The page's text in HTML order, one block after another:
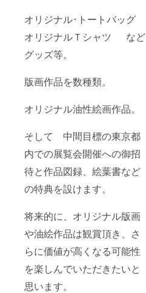
オリジナル･トートバッグ
オリジナルＴシャツ など
グッズ等。
版画作品を数種類。
オリジナル油性絵画作品。
そして 中間目標の東京都
内での展覧会開催への御招
待と作品図録、絵葉書など
の特典を設けます。
将来的に、オリジナル版画
や油絵作品は観賞頂き、さ
らに価値が高くなる可能性
を楽しんでいただきたいと
思います。